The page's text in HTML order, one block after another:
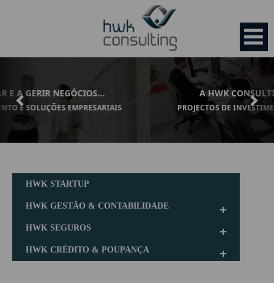
HOME
Missão
SERVIÇOS
OPORTUNIDADES
A HWK CONSULTING, SEMPRE CONSIGO...
PROJECTOS DE INVESTIMENTO E SOLUÇÕES EMPRESARIAIS.
HWK STARTUP
HWK GESTÃO & CONTABILIDADE
HWK SEGUROS
HWK CRÉDITO & POUPANÇA